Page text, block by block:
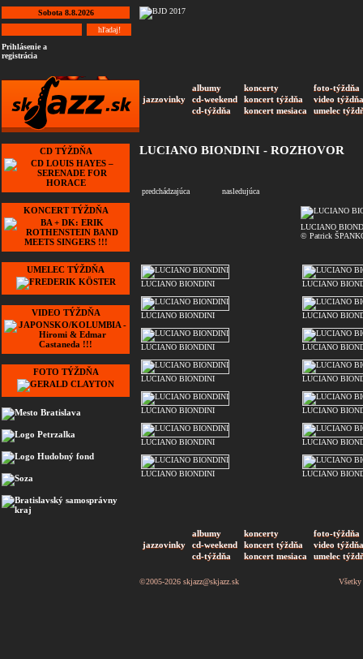
Sobota 8.8.2026
Prihlásenie a
registrácia
jazzovinky
albumy koncerty
foto-týždňa
cd-weekend
koncert týždňa
video týždňa
cd-týždňa
koncert mesiaca umelec
CD TÝŽDŇA
KONCERT TÝŽDŇA
UMELEC TÝŽDŇA
VIDEO TÝŽDŇA
FOTO TÝŽDŇA
LUCIANO BIONDINI - ROZHOVOR
predchádzajúca nasledujúca
LUCIANO
© Patrick
LUCIANO BIONDINI LUCIANO
LUCIANO BIONDINI LUCIANO
LUCIANO BIONDINI LUCIANO
LUCIANO BIONDINI LUCIANO
LUCIANO BIONDINI LUCIANO
LUCIANO BIONDINI LUCIANO
LUCIANO BIONDINI LUCIANO
jazzovinky
albumy koncerty
foto-týždňa
cd-weekend
koncert týždňa
video týždňa
cd-týždňa
koncert mesiaca umelec
©2005-2026 skjazz@skjazz.sk Všetky